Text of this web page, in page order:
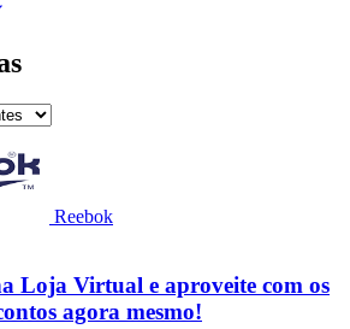
Reebok
Loja Virtual e aproveite com os
agora mesmo!